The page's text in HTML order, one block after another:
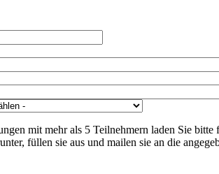
mit mehr als 5 Teilnehmern laden Sie bitte
füllen sie aus und mailen sie an die